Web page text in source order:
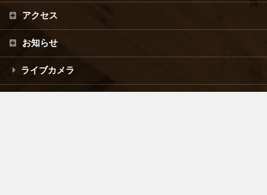
アクセス
お知らせ
ライブカメラ